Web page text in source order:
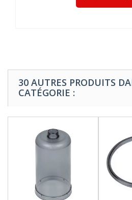
30 AUTRES PRODUITS
CATÉGORIE :